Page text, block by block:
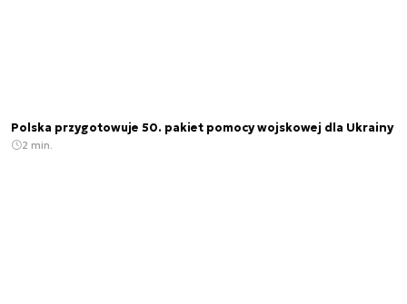
Polska przygotowuje 50. pakiet pomocy wojskowej dla Ukrainy
2 min.